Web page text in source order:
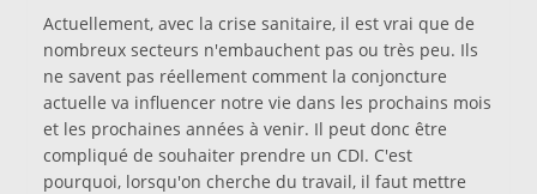
Actuellement, avec la crise sanitaire, il est vrai que de
nombreux secteurs n'embauchent pas ou très peu. Ils
ne savent pas réellement comment la conjoncture
actuelle va influencer notre vie dans les prochains mois
et les prochaines années à venir. Il peut donc être
compliqué de souhaiter prendre un CDI. C'est
pourquoi, lorsqu'on cherche du travail, il faut mettre